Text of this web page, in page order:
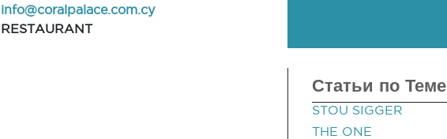
info@coralpalace.com.cy
RESTAURANT
Статьи по Теме
STOU SIGGER
THE ONE